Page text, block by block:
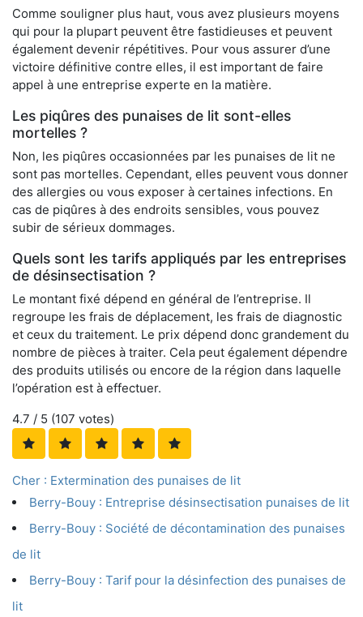
Comme souligner plus haut, vous avez plusieurs moyens
qui pour la plupart peuvent être fastidieuses et peuvent
également devenir répétitives. Pour vous assurer d’une
victoire définitive contre elles, il est important de faire
appel à une entreprise experte en la matière.
Les piqûres des punaises de lit sont-elles
mortelles ?
Non, les piqûres occasionnées par les punaises de lit ne
sont pas mortelles. Cependant, elles peuvent vous donner
des allergies ou vous exposer à certaines infections. En
cas de piqûres à des endroits sensibles, vous pouvez
subir de sérieux dommages.
Quels sont les tarifs appliqués par les entreprises
de désinsectisation ?
Le montant fixé dépend en général de l’entreprise. Il
regroupe les frais de déplacement, les frais de diagnostic
et ceux du traitement. Le prix dépend donc grandement du
nombre de pièces à traiter. Cela peut également dépendre
des produits utilisés ou encore de la région dans laquelle
l’opération est à effectuer.
4.7 / 5 (107 votes)
Cher : Extermination des punaises de lit
Berry-Bouy : Entreprise désinsectisation punaises de lit
Berry-Bouy : Société de décontamination des punaises
de lit
Berry-Bouy : Tarif pour la désinfection des punaises de
lit